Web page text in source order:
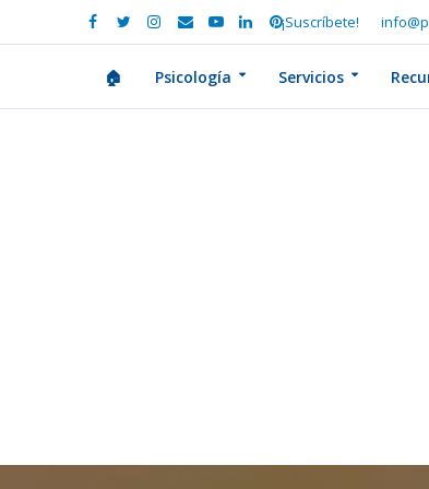
¡Suscríbete!
🏠 Psicología Servicios